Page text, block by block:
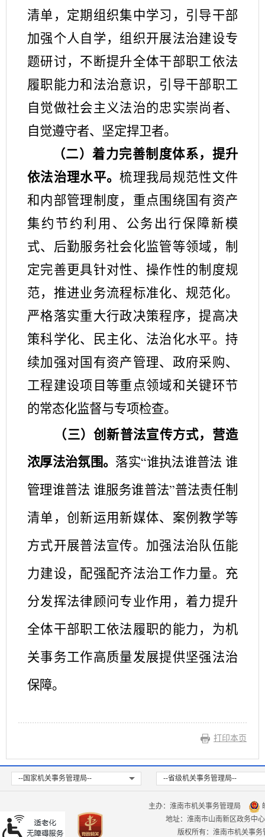
清单，定期组织集中学习，引导干部
加强个人自学， 组织开展法治建设专
题研讨， 不断提升全体干部职工依法
履职能力和法治意识， 引导干部职工
自觉做社会主义法治的忠实崇尚者、
自觉遵守者、坚定捍卫者。
（二）着力完善制度体系，提升
依法治理水平。梳理我局规范性文件
和内部管理制度， 重点围绕国有资产
集约节约利用、公务出行保障新模
式、后勤服务社会化监管等领域，制
定完善更具针对性、操作性的制度规
范， 推进业务流程标准化、规范化。
严格落实重大行政决策程序，提高决
策科学化、民主化、法治化水平。 持
续加强对国有资产管理、政府采购、
工程建设项目等重点领域和关键环节
的常态化监督与专项检查。
（三）创新普法宣传方式，营造
浓厚法治氛围。 落实“谁执法谁普法 谁
管理谁普法 谁服务谁普法”普法责任制
清单， 创新运用新媒体、案例教学等
方式开展普法宣传。加强法治 队伍能
力建设， 配强配齐法治工作力量。 充
分发挥法律顾问 专业作用 ，着力提升
全体干部职工依法履职的能力 ， 为机
关事务工作高质量发展提供坚强法治
保障。
打印本页
--国家机关事务管理局-- --省级机关事务管理局--
主办：淮南市机关事务管理局
地址：淮南市山南新区政务中
版权所有：淮南市机关事务